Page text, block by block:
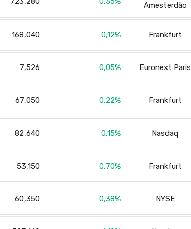
Amesterdão
168,040 0,12 Frankfurt
7,526 0,05 Euronext Paris
67,050 0,22 Frankfurt
82,640 0,15 Nasdaq
53,150 0,70 Frankfurt
60,350 0,38 NYSE